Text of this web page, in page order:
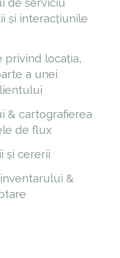
și interacțiunile
privind locația,
a unei
& cartografierea
de flux
și cererii
&